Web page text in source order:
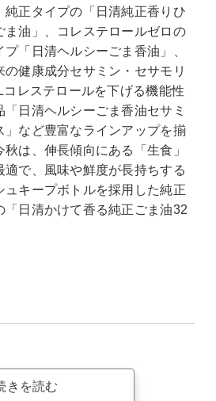
純正タイプの「日清純正香りひ
ま油」、コレステロールゼロの
プ「日清ヘルシーごま香油」、
の健康成分セサミン・セサモリ
コレステロールを下げる機能性
「日清ヘルシーごま香油セサミ
」など豊富なラインアップを揃
秋は、伸長傾向にある「生食」
適で、風味や鮮度が長持ちする
ュキープボトルを採用した純正
「日清かけて香る純正ごま油32
きを読む